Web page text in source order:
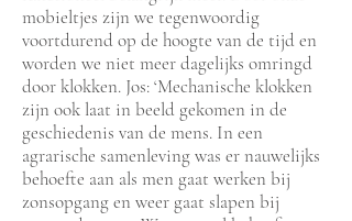
mobieltjes zijn we tegenwoordig
voortdurend op de hoogte van de tijd en
worden we niet meer dagelijks omringd
door klokken. Jos: ‘Mechanische klokken
zijn ook laat in beeld gekomen in de
geschiedenis van de mens. In een
agrarische samenleving was er nauwelijks
behoefte aan als men gaat werken bij
zonsopgang en weer gaat slapen bij